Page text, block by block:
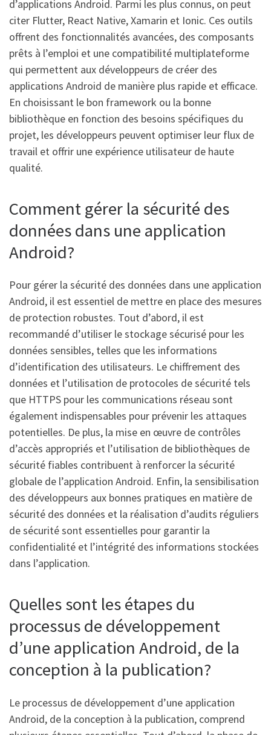
d’applications Android. Parmi les plus connus, on peut
citer Flutter, React Native, Xamarin et Ionic. Ces outils
offrent des fonctionnalités avancées, des composants
prêts à l’emploi et une compatibilité multiplateforme
qui permettent aux développeurs de créer des
applications Android de manière plus rapide et efficace.
En choisissant le bon framework ou la bonne
bibliothèque en fonction des besoins spécifiques du
projet, les développeurs peuvent optimiser leur flux de
travail et offrir une expérience utilisateur de haute
qualité.
Comment gérer la sécurité des
données dans une application
Android?
Pour gérer la sécurité des données dans une application
Android, il est essentiel de mettre en place des mesures
de protection robustes. Tout d’abord, il est
recommandé d’utiliser le stockage sécurisé pour les
données sensibles, telles que les informations
d’identification des utilisateurs. Le chiffrement des
données et l’utilisation de protocoles de sécurité tels
que HTTPS pour les communications réseau sont
également indispensables pour prévenir les attaques
potentielles. De plus, la mise en œuvre de contrôles
d’accès appropriés et l’utilisation de bibliothèques de
sécurité fiables contribuent à renforcer la sécurité
globale de l’application Android. Enfin, la sensibilisation
des développeurs aux bonnes pratiques en matière de
sécurité des données et la réalisation d’audits réguliers
de sécurité sont essentielles pour garantir la
confidentialité et l’intégrité des informations stockées
dans l’application.
Quelles sont les étapes du
processus de développement
d’une application Android, de la
conception à la publication?
Le processus de développement d’une application
Android, de la conception à la publication, comprend